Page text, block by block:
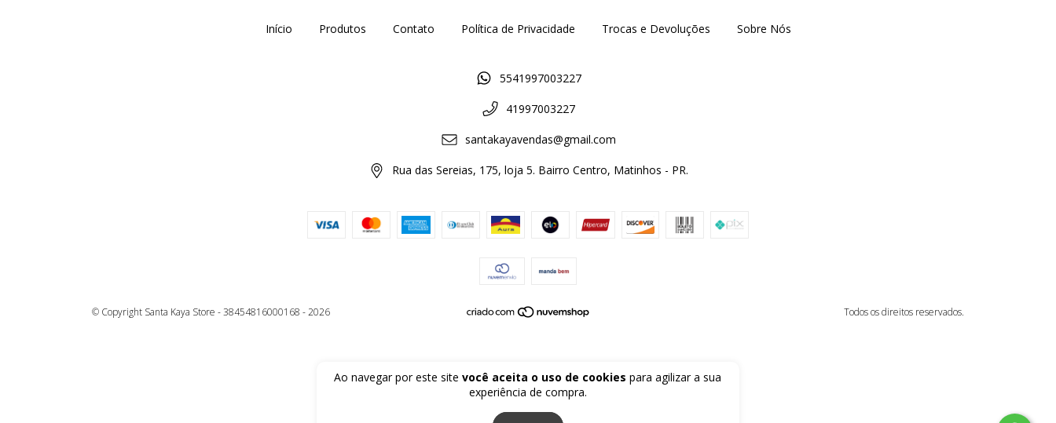
Ao navegar por este sitevocê aceita o uso de cookies para agilizar a sua
experiência de compra.
Início Produtos Contato Política de Privacidade Trocas e Devoluções Sobre Nós
5541997003227
41997003227
santakayavendas@gmail.com
Rua das Sereias, 175, loja 5. Bairro Centro, Matinhos - PR.
© Copyright Santa Kaya Store - 38454816000168 - 2026 Todos os direitos reservados.